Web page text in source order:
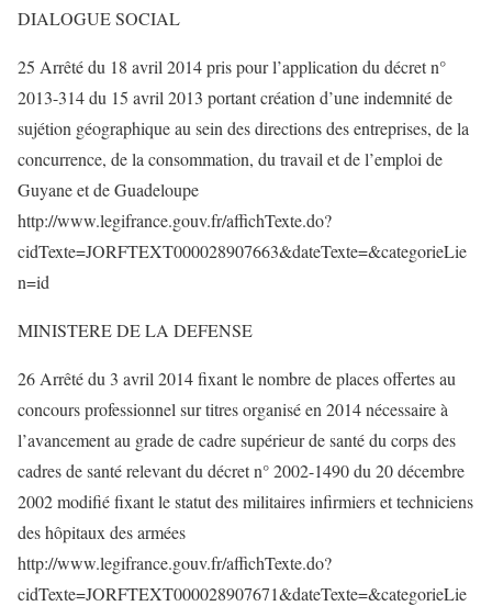
DIALOGUE SOCIAL
25 Arrêté du 18 avril 2014 pris pour l’application du décret n°
2013-314 du 15 avril 2013 portant création d’une indemnité de
sujétion géographique au sein des directions des entreprises, de la
concurrence, de la consommation, du travail et de l’emploi de
Guyane et de Guadeloupe
http://www.legifrance.gouv.fr/affichTexte.do?
cidTexte=JORFTEXT000028907663&dateTexte=&categorieLie
n=id
MINISTERE DE LA DEFENSE
26 Arrêté du 3 avril 2014 fixant le nombre de places offertes au
concours professionnel sur titres organisé en 2014 nécessaire à
l’avancement au grade de cadre supérieur de santé du corps des
cadres de santé relevant du décret n° 2002-1490 du 20 décembre
2002 modifié fixant le statut des militaires infirmiers et techniciens
des hôpitaux des armées
http://www.legifrance.gouv.fr/affichTexte.do?
cidTexte=JORFTEXT000028907671&dateTexte=&categorieLie